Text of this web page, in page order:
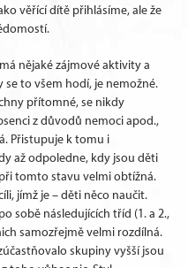
věřící dítě přihlásíme, ale že
nějaké zájmové aktivity a
to všem hodí, je nemožné.
přítomné, se nikdy
z důvodů nemoci apod.,
Přistupuje k tomu i
až odpoledne, kdy jsou děti
tomto stavu velmi obtížná.
jímž je – děti něco naučit.
sobě následujících tříd (1. a 2.,
samozřejmě velmi rozdílná.
skupiny vyšší jsou